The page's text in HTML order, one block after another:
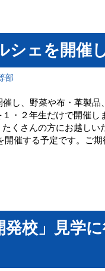
シェを開催
部
し、野菜や布・革製品
・２年生だけで開催し
くさんの方にお越しい
催する予定です。ご期
発校」見学